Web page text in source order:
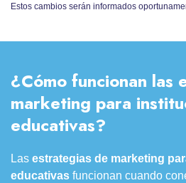
Estos cambios serán informados
¿Cómo funcionan las
marketing para
educativas?
Las estrategias de marketing
educativas funcionan cuando